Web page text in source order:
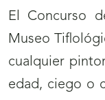
El Concurso
Museo
cualquier
edad, ciego o